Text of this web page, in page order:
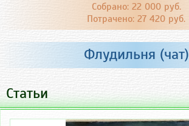
Собрано: 22 000 руб.
Потрачено: 27 420 руб.
Флудильня (чат)
Статьи